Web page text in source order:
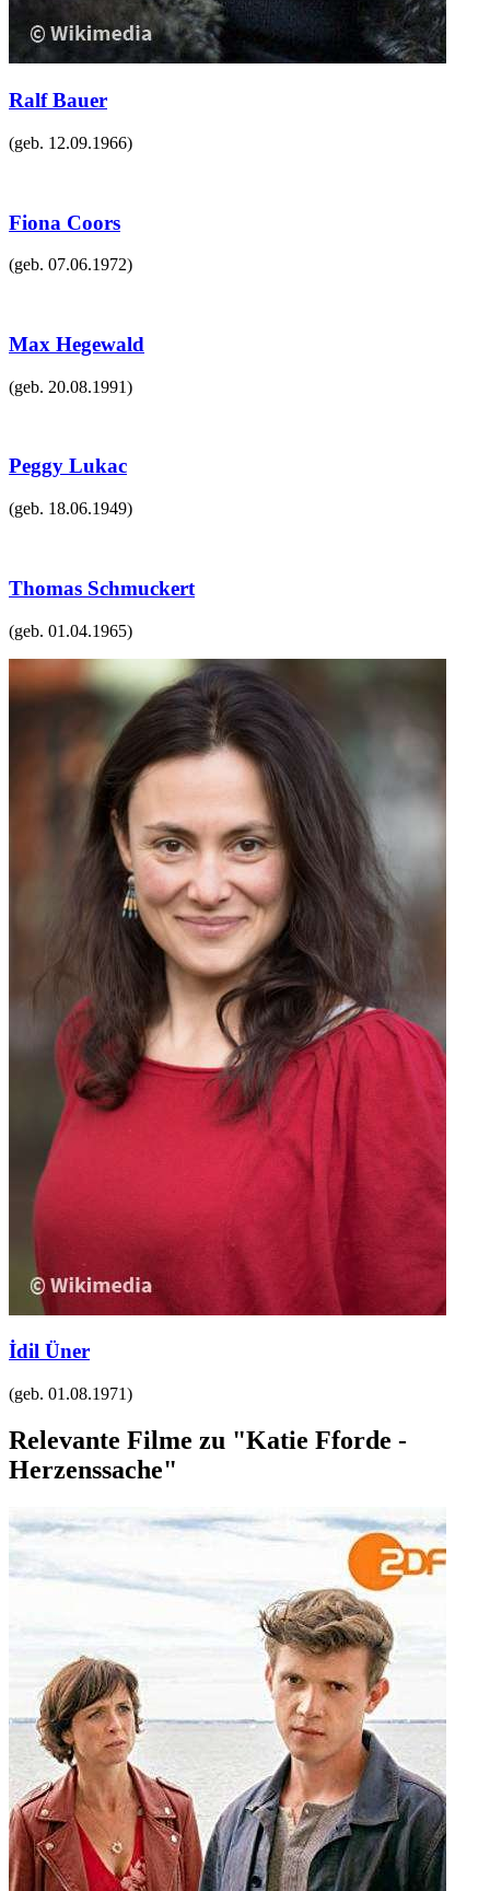
Ralf Bauer
(geb. 12.09.1966)
Fiona Coors
(geb. 07.06.1972)
Max Hegewald
(geb. 20.08.1991)
Peggy Lukac
(geb. 18.06.1949)
Thomas Schmuckert
(geb. 01.04.1965)
İdil Üner
(geb. 01.08.1971)
Relevante Filme zu "Katie Fforde -
Herzenssache"